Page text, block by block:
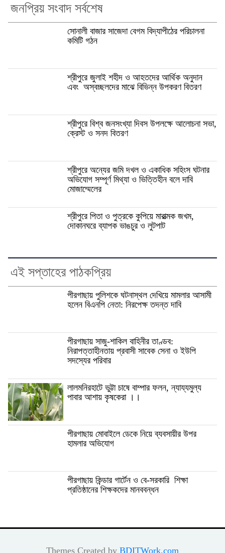
জনপ্রিয় সংবাদ সর্বশেষ
সোনালী বাজার সাজেদা বেগম বিদ্যাপীঠের পরিচালনা
কমিটি গঠন
শ্রীপুরে জুলাই শহীদ ও আহতদের আর্থিক অনুদান
এবং অস্বচ্ছলদের মাঝে বিভিন্ন উপকরণ বিতরণ
শ্রীপুরে বিশ্ব জনসংখ্যা দিবস উপলক্ষে আলোচনা সভা,
ক্রেস্ট ও সনদ বিতরণ
শ্রীপুরে অন্যের জমি দখল ও একাধিক সহিংস ঘটনার
অভিযোগ সম্পূর্ণ মিথ্যা ও ভিত্তিহীন বলে দাবি
মোজাম্মেলের
শ্রীপুরে পিতা ও পুত্রকে কুপিয়ে মারাত্মক জখম,
দোকানঘরে ব্যাপক ভাঙচুর ও লুটপাট
এই সপ্তাহের পাঠকপ্রিয়
পীরগাছায় পুলিশকে ঘটনাস্থল দেখিয়ে মামলার আসামী
হলেন বিএনপি নেতা: নিরপেক্ষ তদন্ত দাবি
পীরগাছায় সাজু-শাকিল বাহিনীর তাণ্ডব:
নিরাপত্তাহীনতায় প্রবাসী সাবেক সেনা ও ইউপি
সদস্যের পরিবার
লালমনিরহাটে ভুট্টা চাষে বাম্পার ফলন, ন্যায্যমুল্য
পাবার আশায় কৃষকেরা ।।
পীরগাছায় মোবাইলে ডেকে নিয়ে ব্যবসায়ীর উপর
হামলার অভিযোগ
পীরগাছায় কিন্ডার গার্টেন ও বে-সরকারি শিক্ষা
প্রতিষ্ঠানের শিক্ষকদের মানববন্ধন
Themes Created by BDITWork.com